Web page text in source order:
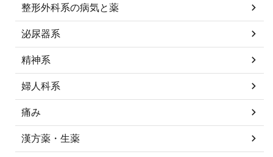
整形外科系の病気と薬
泌尿器系
精神系
婦人科系
痛み
漢方薬・生薬